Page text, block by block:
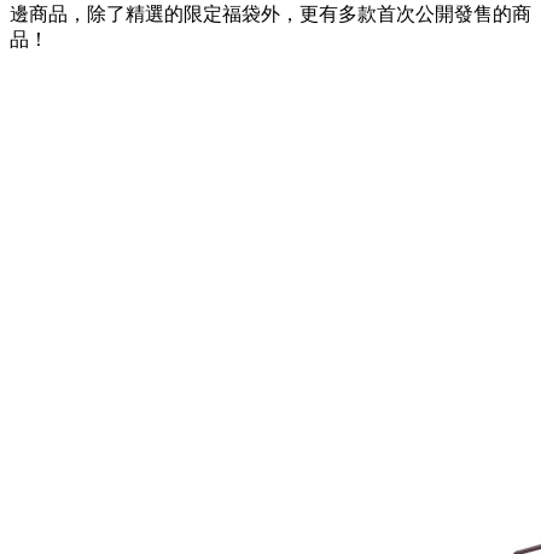
邊商品，除了精選的限定福袋外，更有多款首次公開發售的商
品！